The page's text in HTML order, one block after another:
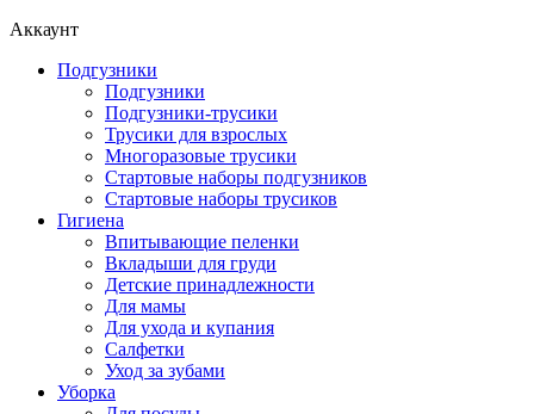
Аккаунт
Подгузники
Подгузники
Подгузники-трусики
Трусики для взрослых
Многоразовые трусики
Стартовые наборы подгузников
Стартовые наборы трусиков
Гигиена
Впитывающие пеленки
Вкладыши для груди
Детские принадлежности
Для мамы
Для ухода и купания
Салфетки
Уход за зубами
Уборка